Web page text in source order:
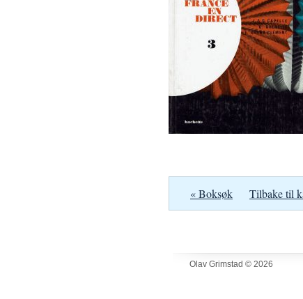
« Boksøk Tilbake til
Olav Grimstad © 2026